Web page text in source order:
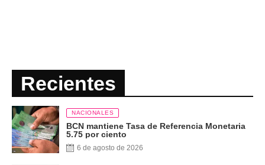
Recientes
NACIONALES
BCN mantiene Tasa de Referencia Monetaria
5.75 por ciento
6 de agosto de 2026